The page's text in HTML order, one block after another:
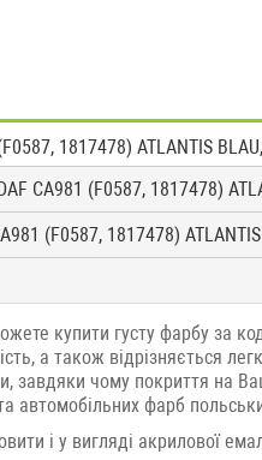
1817478) ATLANTIS
CA981 (F0587, 1817478)
(F0587, 1817478)
купити густу фарбу за
а також відрізняється
завдяки чому покриття на
автомобільних фарб
і у вигляді акрилової